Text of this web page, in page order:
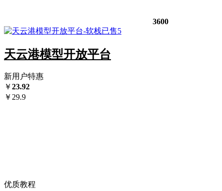
3600
已售5
天云港模型开放平台
新用户特惠
￥23.92
￥29.9
优质教程